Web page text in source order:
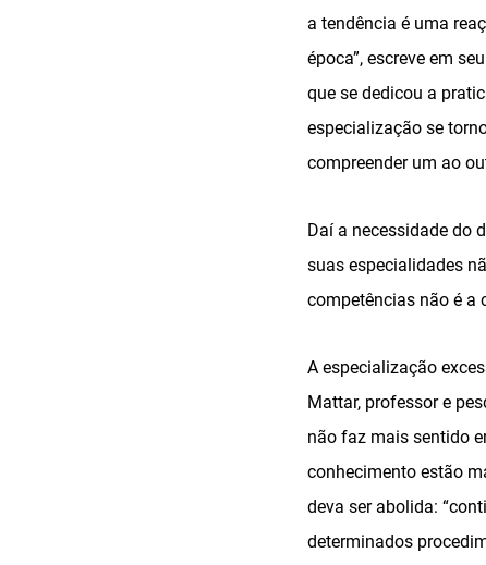
a tendência é uma
época”, escreve em seu
que se dedicou a
especialização se
compreender um ao
Daí a necessidade do
suas especialidades
competências não é a
A especialização
Mattar, professor e
não faz mais sentido
conhecimento estão
deva ser abolida:
determinados